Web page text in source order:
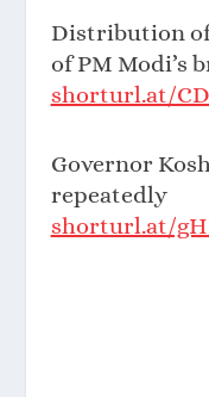
Distribution of
of PM Modi’s
shorturl.at/
Governor
repeatedly
shorturl.at/